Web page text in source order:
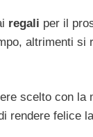
regali per il
altrimenti
scelto con la
rendere felice